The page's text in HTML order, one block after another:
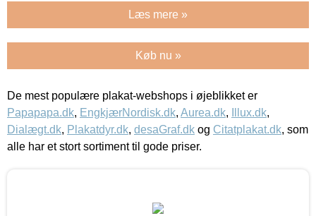
Læs mere »
Køb nu »
De mest populære plakat-webshops i øjeblikket er
Papapapa.dk, EngkjærNordisk.dk, Aurea.dk, Illux.dk,
Dialægt.dk, Plakatdyr.dk, desaGraf.dk og Citatplakat.dk, som
alle har et stort sortiment til gode priser.